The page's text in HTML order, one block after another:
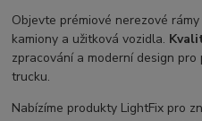
Objevte prémiové nerezové
kamiony a užitková vozidla.
zpracování a moderní design
trucku.
Nabízíme produkty LightFix pro